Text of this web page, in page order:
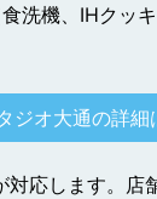
洗機、IHクッ
ジオ大通の詳細
対応します。店